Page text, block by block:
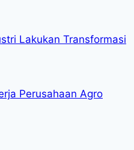
Lakukan Transformasi
Perusahaan Agro